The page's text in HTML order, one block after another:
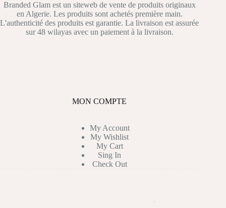
Branded Glam est un siteweb de vente de produits originaux
en Algerie. Les produits sont achetés première main.
L'authenticité des produits est garantie. La livraison est assurée
sur 48 wilayas avec un paiement à la livraison.
MON COMPTE
My Account
My Wishlist
My Cart
Sing In
Check Out